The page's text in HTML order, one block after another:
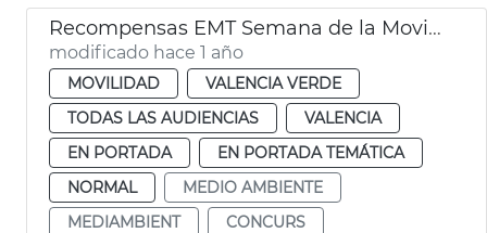
Recompensas EMT Semana de la Movilidad
modificado hace 1 año
MOVILIDAD
VALENCIA VERDE
TODAS LAS AUDIENCIAS
VALENCIA
EN PORTADA
EN PORTADA TEMÁTICA
NORMAL
MEDIO AMBIENTE
MEDIAMBIENT
CONCURS